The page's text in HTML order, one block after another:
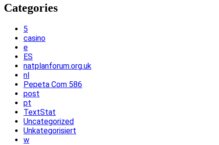
Categories
5
casino
e
ES
natplanforum.org.uk
nl
Pepeta Com 586
post
pt
TextStat
Uncategorized
Unkategorisiert
w